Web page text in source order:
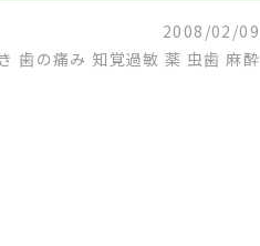
2008/02/09
歯の痛み 知覚過敏 薬 虫歯 麻酔